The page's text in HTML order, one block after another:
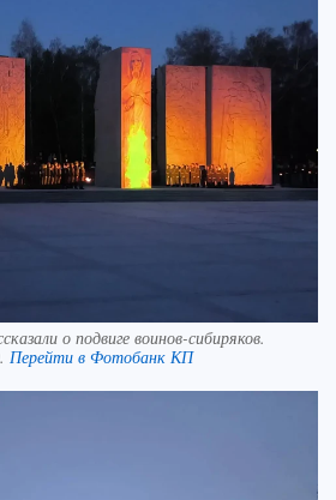
о подвиге воинов-сибиряков.
Перейти в Фотобанк КП